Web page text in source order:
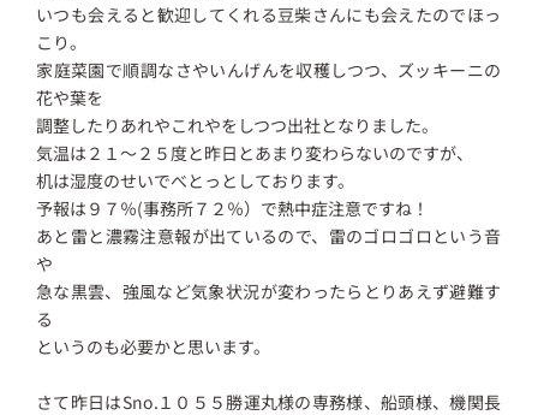
いつも会えると歓迎してくれる豆柴さんにも会えたのでほっ
こり。
家庭菜園で順調なさやいんげんを収穫しつつ、ズッキーニの
花や葉を
調整したりあれやこれやをしつつ出社となりました。
気温は２１～２５度と昨日とあまり変わらないのですが、
机は湿度のせいでべとっとしております。
予報は９７％(事務所７２％）で熱中症注意ですね！
あと雷と濃霧注意報が出ているので、雷のゴロゴロという音
や
急な黒雲、強風など気象状況が変わったらとりあえず避難す
る
というのも必要かと思います。
さて昨日はSno.１０５５勝運丸様の専務様、船頭様、機関長